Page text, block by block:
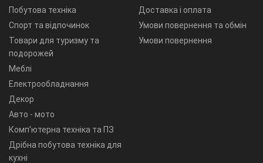
Побутова техніка
Спорт та відпочинок
Товари для туризму та
подорожей
Меблі
Електрообладнання
Декор
Авто - мото
Комп'ютерна техніка та ПЗ
Дрібна побутова техніка для
кухні
Доставка і оплата
Умови повернення та обмін
Умови повернення